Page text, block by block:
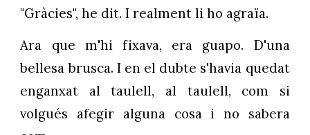
"Gràcies", he dit. I realment li ho agraïa.
Ara que m'hi fixava, era guapo. D'una
bellesa brusca. I en el dubte s'havia quedat
enganxat al taulell, al taulell, com si
volgués afegir alguna cosa i no sabera